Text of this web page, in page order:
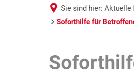
Sie sind hier: Aktuelle
Soforthilfe für